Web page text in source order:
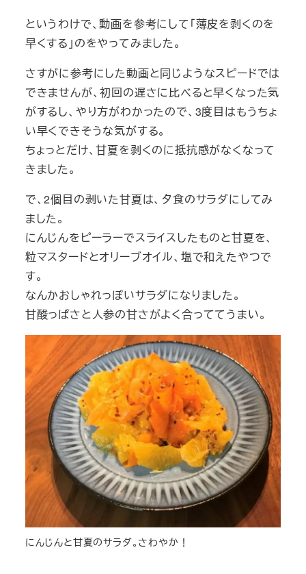
というわけで、動画を参考にして「薄皮を剥くのを
早くする」のをやってみました。
さすがに参考にした動画と同じようなスピードでは
できませんが、初回の遅さに比べると早くなった気
がするし、やり方がわかったので、3度目はもうちょ
い早くできそうな気がする。
ちょっとだけ、甘夏を剥くのに抵抗感がなくなって
きました。
で、2個目の剥いた甘夏は、夕食のサラダにしてみ
ました。
にんじんをピーラーでスライスしたものと甘夏を、
粒マスタードとオリーブオイル、塩で和えたやつで
す。
なんかおしゃれっぽいサラダになりました。
甘酸っぱさと人参の甘さがよく合っててうまい。
にんじんと甘夏のサラダ。さわやか！